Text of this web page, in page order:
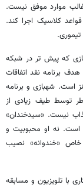
موارد موفق نیست.
کلاسیک اجرا کند.
که پیش تر در شبکه
برنامه نقد اتفاقات
است. شهبازی و برنامه
توسط طیف زیادی از
نیست. «سیدخندان»
است. نه او محبوبیت و
«خندوانه» نصیب
با تلویزیون و مسابقه